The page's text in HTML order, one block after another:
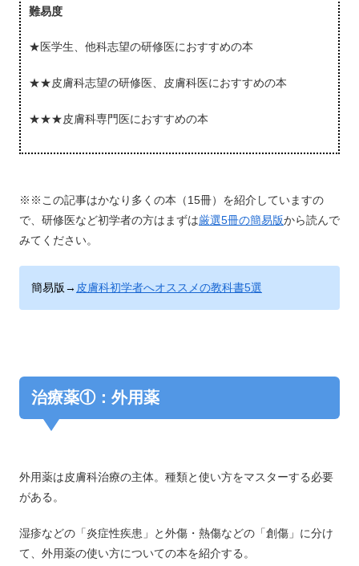
難易度
★医学生、他科志望の研修医におすすめの本
★★皮膚科志望の研修医、皮膚科医におすすめの本
★★★皮膚科専門医におすすめの本
※※この記事はかなり多くの本（15冊）を紹介していますの
で、研修医など初学者の方はまずは厳選5冊の簡易版から読んで
みてください。
簡易版→ 皮膚科初学者へオススメの教科書5選
治療薬①：外用薬
外用薬は皮膚科治療の主体。種類と使い方をマスターする必要
がある。
湿疹などの「炎症性疾患」と外傷・熱傷などの「創傷」に分け
て、外用薬の使い方についての本を紹介する。